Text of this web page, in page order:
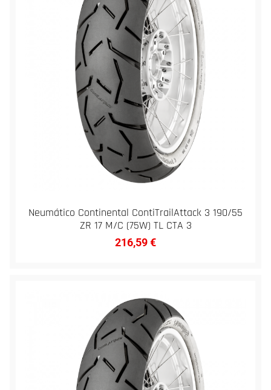
Neumático Continental ContiTrailAttack 3 190/55
ZR 17 M/C (75W) TL CTA 3
216,59€